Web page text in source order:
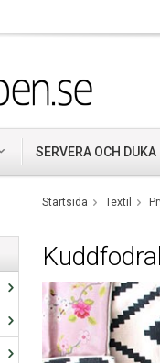
SERVERA OCH DUKA
Startsida Textil